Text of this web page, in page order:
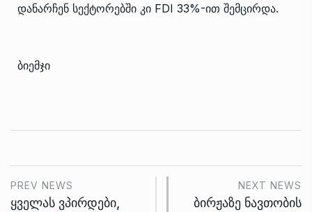
დანარჩენ სექტორებში კი FDI 33%-ით შემცირდა.
ბიემჯი
PREV NEWS
ყველას ვპირდები,
NEXT NEWS
ბირჟაზე ნავთობის